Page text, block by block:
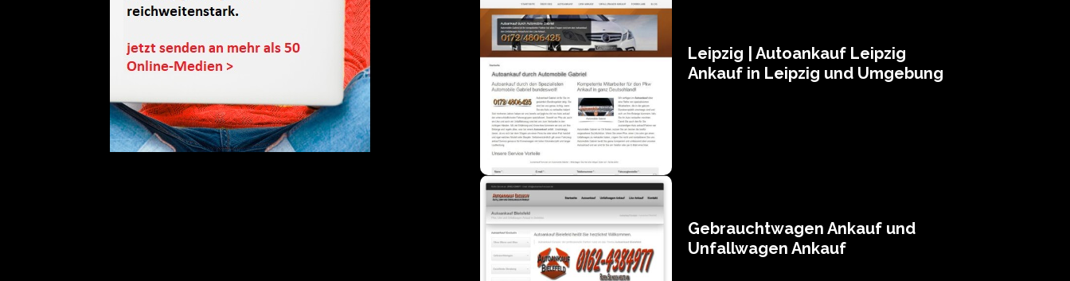
Leipzig | Autoankauf Leipzig
Ankauf in Leipzig und Umgebung
Gebrauchtwagen Ankauf und
Unfallwagen Ankauf